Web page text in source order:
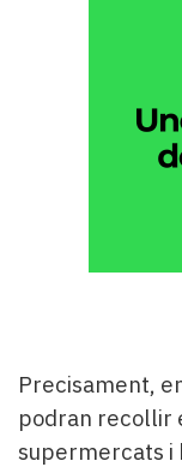
Precisament,
podran recollir
supermercats i